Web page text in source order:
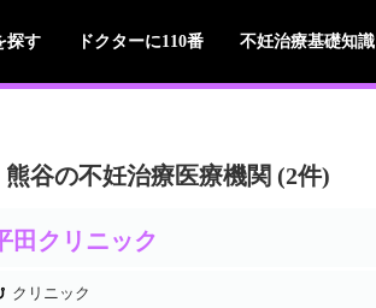
探す ドクターに110番 不妊治療基礎知識
熊谷の不妊治療医療機関 (2件)
田クリニック
クリニック